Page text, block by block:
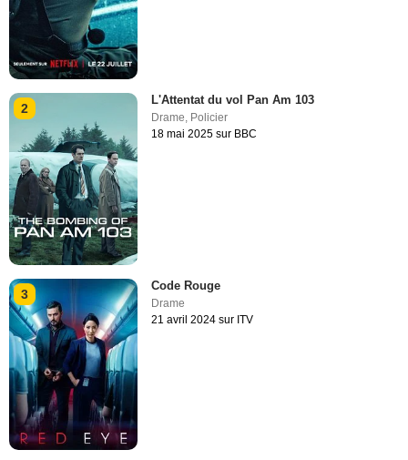
2
L'Attentat du vol Pan Am 103
Drame, Policier
18 mai 2025 sur BBC
3
Code Rouge
Drame
21 avril 2024 sur ITV